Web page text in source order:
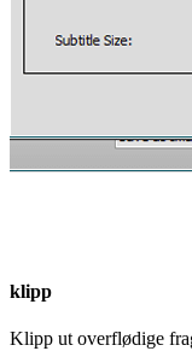
klipp
Klipp ut overflødige